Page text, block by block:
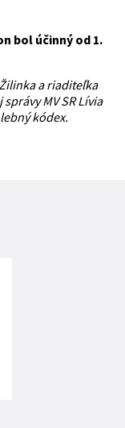
bol účinný od 1.
a riaditeľka
MV SR Lívia
kódex.